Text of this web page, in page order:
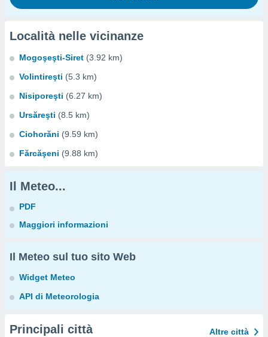
Località nelle vicinanze
Mogoşeşti-Siret (3.92 km)
Volintireşti (5.3 km)
Nisiporeşti (6.27 km)
Ursăreşti (8.5 km)
Ciohorăni (9.59 km)
Fărcăşeni (9.88 km)
Il Meteo...
PDF
Maggiori informazioni
Il Meteo sul tuo sito Web
Widget Meteo
API di Meteorologia
Principali città Altre città